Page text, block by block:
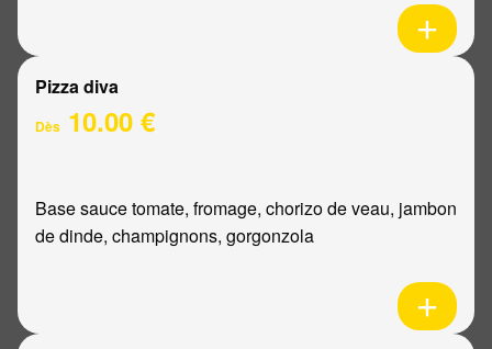
Pizza diva
Dès 10.00 €
Base sauce tomate, fromage, chorizo de veau, jambon
de dinde, champignons, gorgonzola